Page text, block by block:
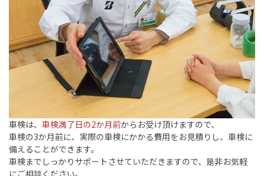
車検は、 車検満了日の2か月前からお受け頂けますので、
車検の3か月前に、実際の車検にかかる費用をお見積りし、車検に
備えることができます。
車検までしっかりサポートさせていただきますので、是非お気軽